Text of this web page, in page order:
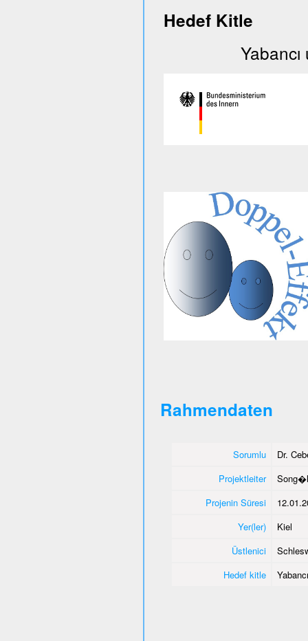
Hedef Kitle
Yabancı
Rahmendaten
Sorumlu
Dr.
Projektleiter
Projenin Süresi
Yer(ler)
Kiel
Üstlenici
Hedef kitle